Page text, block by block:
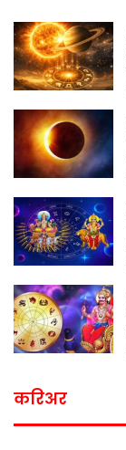
करिअर